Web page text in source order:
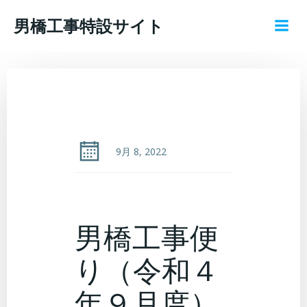
ン
プ
男橋工事特設サイト
9月 8, 2022
男橋工事便
り（令和４